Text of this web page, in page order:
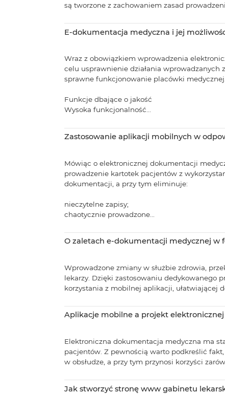
są tworzone z zachowaniem zasad
E-dokumentacja medyczna i jej
Wraz z obowiązkiem wprowadzenia
celu usprawnienie działania
sprawne funkcjonowanie placówki medycznej.
Funkcje dbające o jakość
Wysoka funkcjonalność...
Zastosowanie aplikacji mobilnych w
Mówiąc o elektronicznej dokumentacji
prowadzenie kartotek pacjentów z
dokumentacji, a przy tym eliminuje:
nieczytelne zapisy;
chaotycznie prowadzone...
O zaletach e-dokumentacji medycznej w
Wprowadzone zmiany w służbie zdrowia,
lekarzy. Dzięki zastosowaniu dedykowanego
korzystania z mobilnej aplikacji, ułatwiającej
Aplikacje mobilne a projekt
Elektroniczna dokumentacja medyczna ma
pacjentów. Z pewnością warto podkreślić
w obsłudze, a przy tym przynosi korzyści
Jak stworzyć stronę www gabinetu